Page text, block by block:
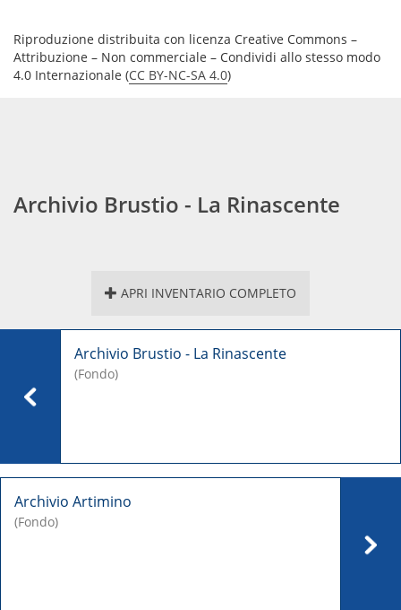
Riproduzione distribuita con licenza Creative Commons –
Attribuzione – Non commerciale – Condividi allo stesso modo
4.0 Internazionale (CC BY-NC-SA 4.0)
Archivio Brustio - La Rinascente
APRI INVENTARIO COMPLETO
Archivio Brustio - La Rinascente
(Fondo)
Archivio Artimino
(Fondo)